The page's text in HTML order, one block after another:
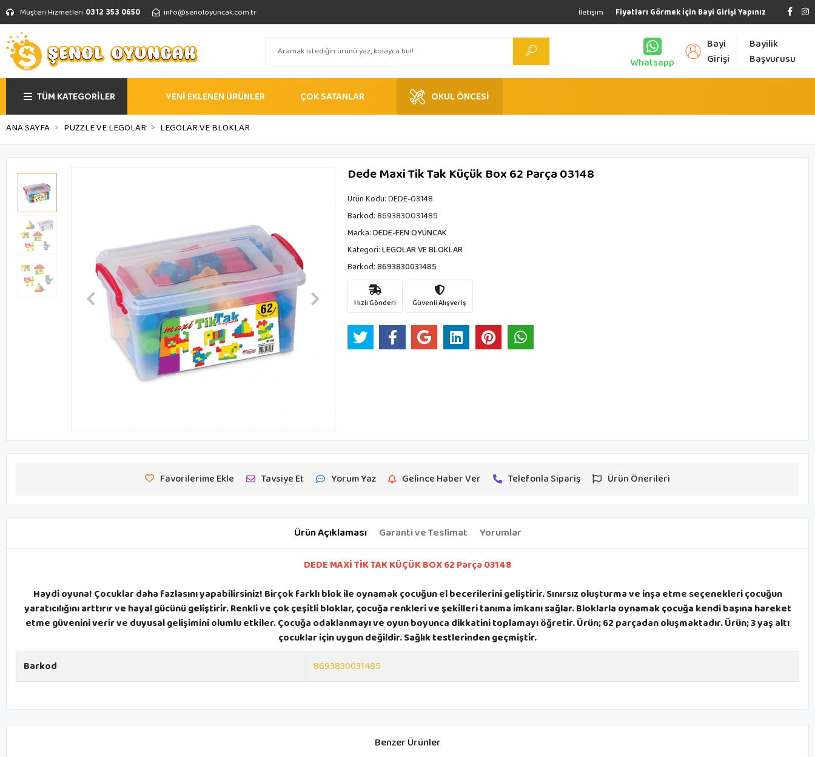
Müşteri Hizmetleri 0312 353 0650 info@senoloyuncak.com.tr Fiyatları Görmek İçin Bayi Girişi Yapınız
İletişim
Whatsapp
Bayi
Girişi
Bayilik
Başvurusu
TÜM KATEGORİLER YENİ EKLENEN ÜRÜNLER ÇOK SATANLAR OKUL ÖNCESİ
ANA SAYFA PUZZLE VE LEGOLAR LEGOLAR VE BLOKLAR
Dede Maxi Tik Tak Küçük Box 62 Parça 03148
Ürün Kodu:DEDE-03148
Barkod:8693830031485
Marka:DEDE-FEN OYUNCAK
Kategori:LEGOLAR VE BLOKLAR
Barkod:8693830031485
Hızlı Gönderi Güvenli Alışveriş
Favorilerime Ekle Tavsiye Et Yorum Yaz Gelince Haber Ver Telefonla Sipariş Ürün Önerileri
Ürün Açıklaması Garanti ve Teslimat Yorumlar
DEDE MAXİ TİK TAK KÜÇÜK BOX 62 Parça 03148
Haydi oyuna! Çocuklar daha fazlasını yapabilirsiniz! Birçok farklı blok ile oynamak çocuğun el becerilerini geliştirir. Sınırsız oluşturma ve inşa etme seçenekleri çocuğun
yaratıcılığını arttırır ve hayal gücünü geliştirir. Renkli ve çok çeşitli bloklar, çocuğa renkleri ve şekilleri tanıma imkanı sağlar. Bloklarla oynamak çocuğa kendi başına hareket
etme güvenini verir ve duyusal gelişimini olumlu etkiler. Çocuğa odaklanmayı ve oyun boyunca dikkatini toplamayı öğretir. Ürün; 62 parçadan oluşmaktadır. Ürün; 3 yaş altı
çocuklar için uygun değildir. Sağlık testlerinden geçmiştir.
Barkod
8693830031485
Benzer Ürünler